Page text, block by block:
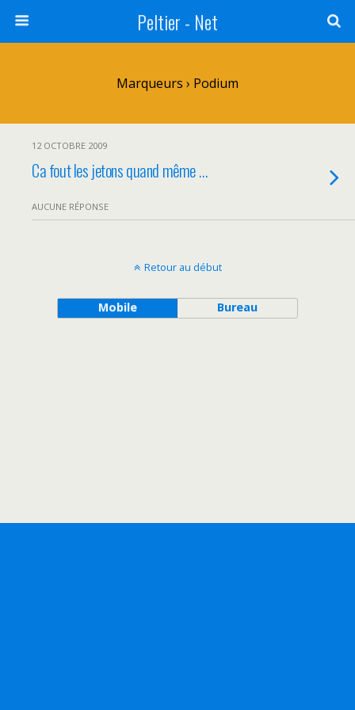
Peltier - Net
Marqueurs › Podium
12 OCTOBRE 2009
Ca fout les jetons quand même …
AUCUNE RÉPONSE
Retour au début
Mobile Bureau